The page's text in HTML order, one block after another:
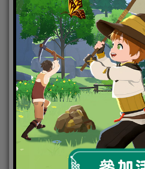
2022-05-13|手機遊戲,焦點新聞